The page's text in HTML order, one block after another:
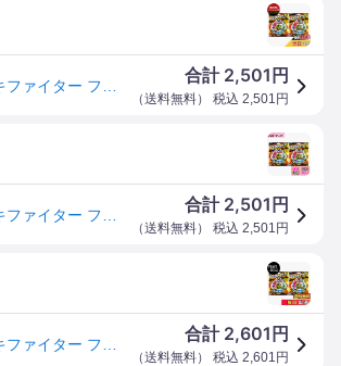
合計 2,501 円
（送料無料） 税込 2,501 円
合計 2,501 円
（送料無料） 税込 2,501 円
合計 2,601 円
（送料無料） 税込 2,601 円